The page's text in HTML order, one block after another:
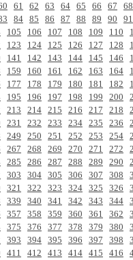
61 62 63 64 65 66 67 68
84 85 86 87 88 89 90 91
105 106 107 108 109 110
123 124 125 126 127 128
141 142 143 144 145 146
159 160 161 162 163 164
177 178 179 180 181 182
195 196 197 198 199 200
213 214 215 216 217 218
231 232 233 234 235 236
249 250 251 252 253 254
267 268 269 270 271 272
285 286 287 288 289 290
303 304 305 306 307 308
321 322 323 324 325 326
339 340 341 342 343 344
357 358 359 360 361 362
375 376 377 378 379 380
393 394 395 396 397 398
411 412 413 414 415 416